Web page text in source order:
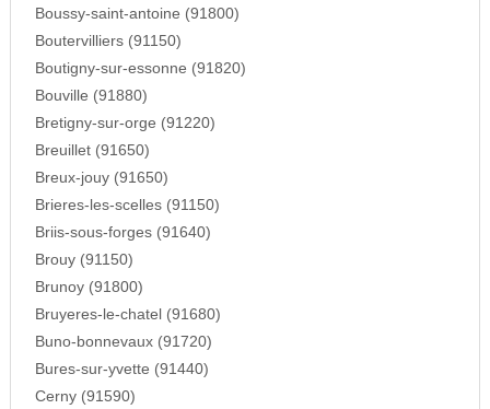
Boussy-saint-antoine (91800)
Boutervilliers (91150)
Boutigny-sur-essonne (91820)
Bouville (91880)
Bretigny-sur-orge (91220)
Breuillet (91650)
Breux-jouy (91650)
Brieres-les-scelles (91150)
Briis-sous-forges (91640)
Brouy (91150)
Brunoy (91800)
Bruyeres-le-chatel (91680)
Buno-bonnevaux (91720)
Bures-sur-yvette (91440)
Cerny (91590)